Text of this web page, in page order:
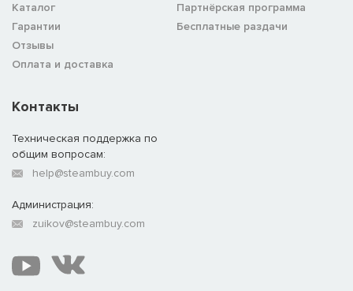
Каталог
Гарантии
Отзывы
Оплата и доставка
Партнёрская программа
Бесплатные раздачи
Контакты
Техническая поддержка по
общим вопросам:
help@steambuy.com
Администрация:
zuikov@steambuy.com